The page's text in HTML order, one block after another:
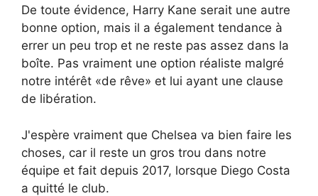
De toute évidence, Harry Kane serait une autre
bonne option, mais il a également tendance à
errer un peu trop et ne reste pas assez dans la
boîte. Pas vraiment une option réaliste malgré
notre intérêt «de rêve» et lui ayant une clause
de libération.
J'espère vraiment que Chelsea va bien faire les
choses, car il reste un gros trou dans notre
équipe et fait depuis 2017, lorsque Diego Costa
a quitté le club.